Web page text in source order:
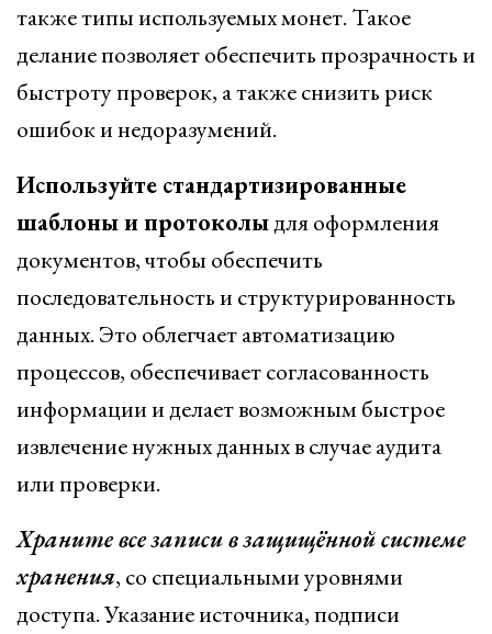
также типы используемых монет. Такое
делание позволяет обеспечить прозрачность и
быстроту проверок, а также снизить риск
ошибок и недоразумений.
Используйте стандартизированные
шаблоны и протоколыдля оформления
документов, чтобы обеспечить
последовательность и структурированность
данных. Это облегчает автоматизацию
процессов, обеспечивает согласованность
информации и делает возможным быстрое
извлечение нужных данных в случае аудита
или проверки.
Храните все записи в защищённой системе
хранения, со специальными уровнями
доступа. Указание источника, подписи